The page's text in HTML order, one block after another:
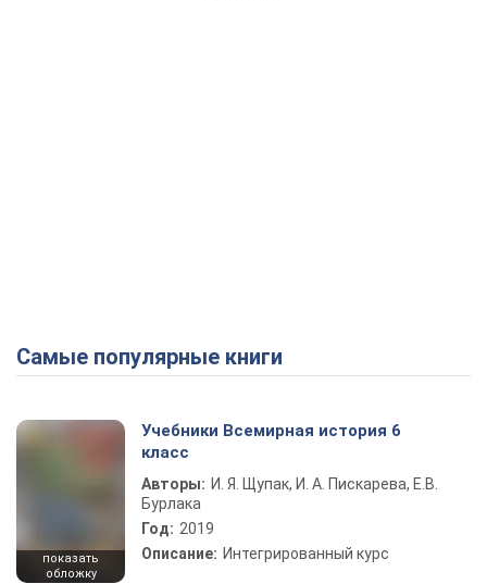
Самые популярные книги
показать
обложку
Учебники Всемирная история 6
класс
Авторы: И. Я. Щупак, И. А. Пискарева, Е.В.
Бурлака
Год: 2019
Описание: Интегрированный курс